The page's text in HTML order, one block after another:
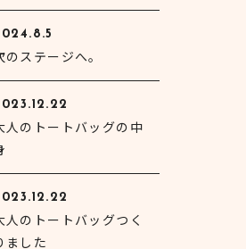
のステージへ。
人のトートバッグの中
人のトートバッグつく
ました